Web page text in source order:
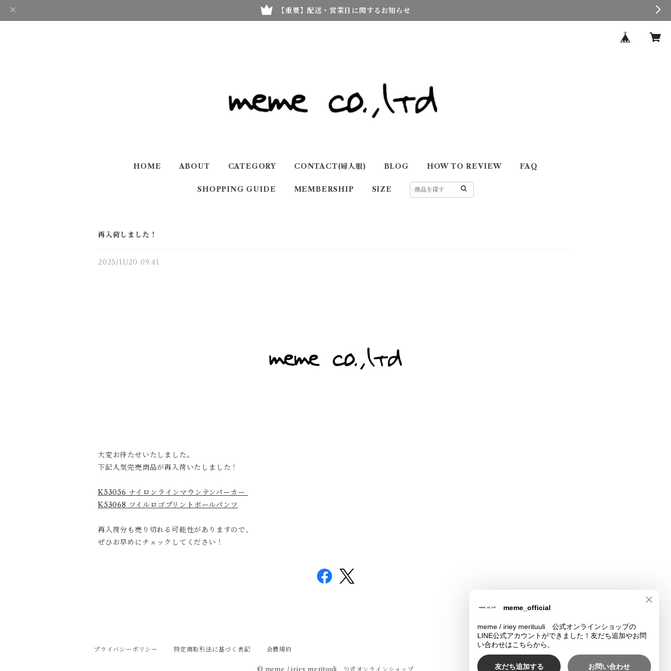
【重要】配送・営業日に関するお知らせ
HOME ABOUT CATEGORY CONTACT(婦人服) BLOG HOW TO REVIEW FAQ
SHOPPING GUIDE MEMBERSHIP SIZE
再入荷しました！
2025/11/20 09:41
大変お待たせいたしました。
下記人気完売商品が再入荷いたしました！
K53056 ナイロンラインマウンテンパーカー
K53068 ツイルロゴプリントボールパンツ
再入荷分も売り切れる可能性がありますので、
ぜひお早めにチェックしてください！
プライバシーポリシー 特定商取引法に基づく表記 会員規約
© meme / iriey merituuli 公式オンラインショップ